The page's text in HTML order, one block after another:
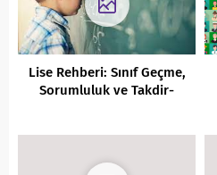
Lise Rehberi: Sınıf Geçme,
Sorumluluk ve Takdir-